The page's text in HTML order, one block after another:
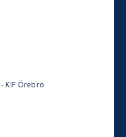
KIF Örebro